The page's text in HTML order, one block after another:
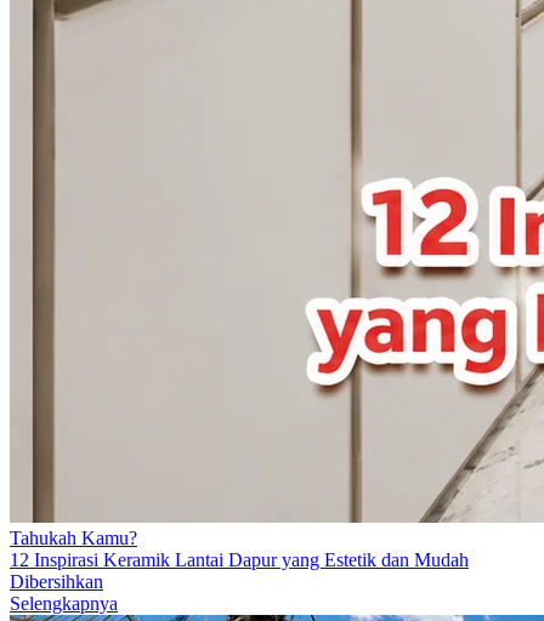
Tahukah Kamu?
12 Inspirasi Keramik Lantai Dapur yang Estetik dan Mudah
Dibersihkan
Selengkapnya